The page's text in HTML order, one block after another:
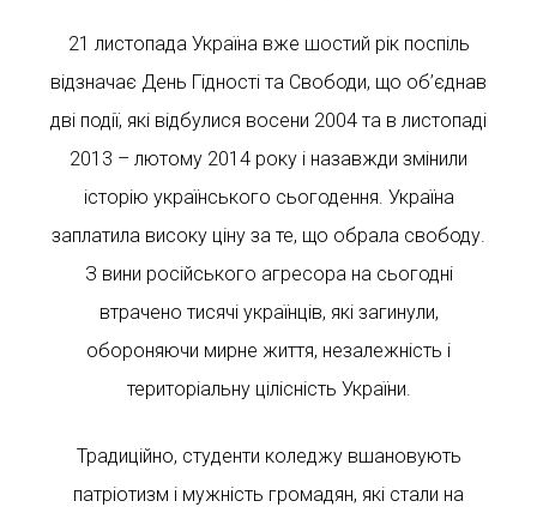
21 листопада Україна вже шостий рік поспіль
відзначає День Гідності та Свободи, що об’єднав
дві події, які відбулися восени 2004 та в листопаді
2013 – лютому 2014 року і назавжди змінили
історію українського сьогодення. Україна
заплатила високу ціну за те, що обрала свободу.
З вини російського агресора на сьогодні
втрачено тисячі українців, які загинули,
обороняючи мирне життя, незалежність і
територіальну цілісність України.
Традиційно, студенти коледжу вшановують
патріотизм і мужність громадян, які стали на